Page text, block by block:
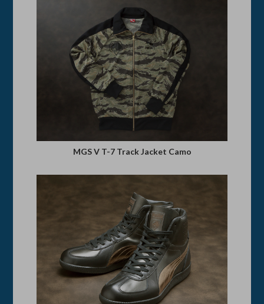
MGS V T-7 Track Jacket Camo